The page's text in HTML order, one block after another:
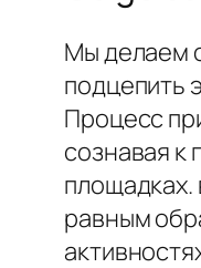
Мы делаем
подцепить
Процесс
сознавая к
площадках.
равным